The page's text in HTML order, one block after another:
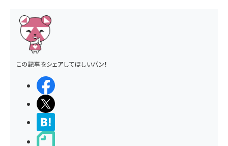
この記事をシェアしてほしいパン！